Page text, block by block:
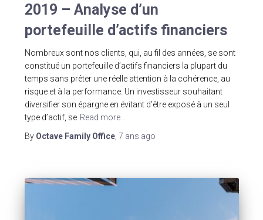
2019 – Analyse d’un
portefeuille d’actifs financiers
Nombreux sont nos clients, qui, au fil des années, se sont
constitué un portefeuille d’actifs financiers la plupart du
temps sans prêter une réelle attention à la cohérence, au
risque et à la performance. Un investisseur souhaitant
diversifier son épargne en évitant d’être exposé à un seul
type d’actif, se Read more…
By Octave Family Office, 7 ans ago